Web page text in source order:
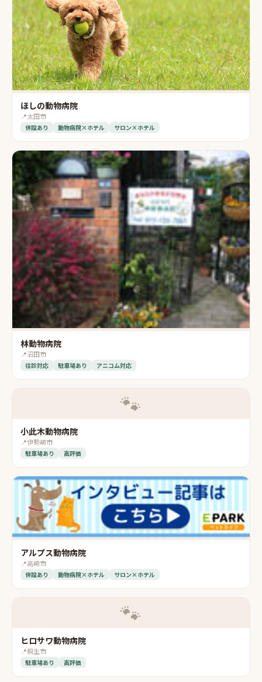
ほしの動物病院
📍太田市
併設あり 動物病院×ホテル サロン×ホテル
林動物病院
📍沼田市
往診対応 駐車場あり アニコム対応
🐾
小此木動物病院
📍伊勢崎市
駐車場あり 高評価
アルプス動物病院
📍高崎市
併設あり 動物病院×ホテル サロン×ホテル
🐾
ヒロサワ動物病院
📍桐生市
駐車場あり 高評価